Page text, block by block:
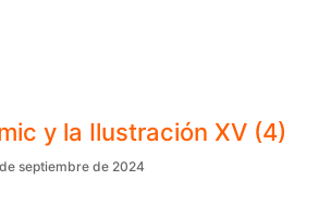
y la Ilustración XV (4)
septiembre de 2024